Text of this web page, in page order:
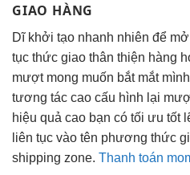
GIAO HÀNG
Dĩ khởi tạo nhanh nhiên để
tục thức giao thân thiện hàng
mượtmong muốn bắt mắt
tương tác cao cấu hình lại
hiệu quả cao bạn có tối ưu tốt
liên tục vào tên phương thức
shipping zone. Thanh toán